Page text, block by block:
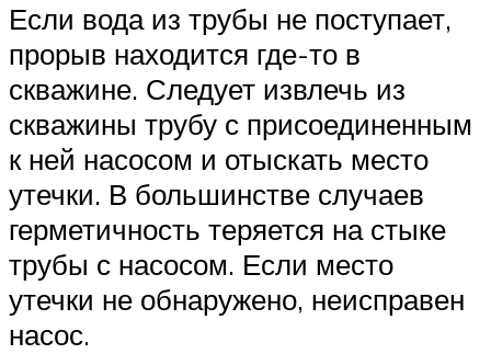
Если вода из трубы не поступает,
прорыв находится где-то в
скважине. Следует извлечь из
скважины трубу с присоединенным
к ней насосом и отыскать место
утечки. В большинстве случаев
герметичность теряется на стыке
трубы с насосом. Если место
утечки не обнаружено, неисправен
насос.